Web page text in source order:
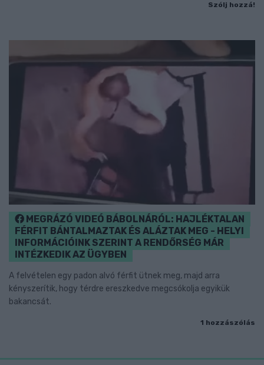
Szólj hozzá!
MEGRÁZÓ VIDEÓ BÁBOLNÁRÓL: HAJLÉKTALAN
FÉRFIT BÁNTALMAZTAK ÉS ALÁZTAK MEG - HELYI
INFORMÁCIÓINK SZERINT A RENDŐRSÉG MÁR
INTÉZKEDIK AZ ÜGYBEN
A felvételen egy padon alvó férfit ütnek meg, majd arra
kényszerítik, hogy térdre ereszkedve megcsókolja egyikük
bakancsát.
1 hozzászólás